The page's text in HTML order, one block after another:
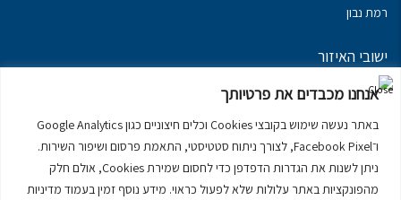
אנחנו מכבדים את פרטיותך
באתר נעשה שימוש בקובצי Cookies וכלים חיצוניים כגון Google Analytics
ו־Facebook Pixel, לצורך ניתוח סטטיסטי, התאמת פרסום ושיפור השירות.
ניתן לשנות את הגדרות הדפדפן כדי לחסום שמירת Cookies, אולם חלק
מהפונקציות באתר עלולות שלא לפעול כראוי. מידע נוסף זמין בעמוד מדיניות
רמת נבון
ישובי האיזור
נכסים במשגב
מרום הגליל